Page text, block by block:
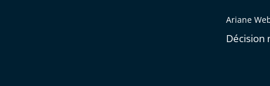
Ariane
Décision